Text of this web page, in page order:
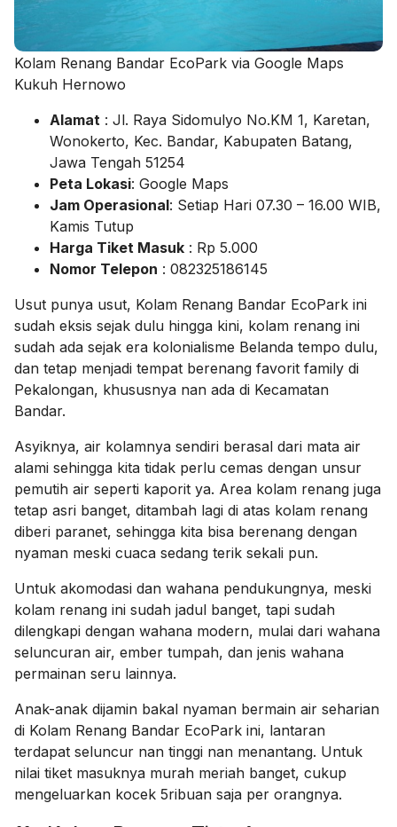
Kolam Renang Bandar EcoPark via Google Maps
Kukuh Hernowo
Alamat : Jl. Raya Sidomulyo No.KM 1, Karetan,
Wonokerto, Kec. Bandar, Kabupaten Batang,
Jawa Tengah 51254
Peta Lokasi: Google Maps
Jam Operasional: Setiap Hari 07.30 – 16.00 WIB,
Kamis Tutup
Harga Tiket Masuk : Rp 5.000
Nomor Telepon : 082325186145
Usut punya usut, Kolam Renang Bandar EcoPark ini
sudah eksis sejak dulu hingga kini, kolam renang ini
sudah ada sejak era kolonialisme Belanda tempo dulu,
dan tetap menjadi tempat berenang favorit family di
Pekalongan, khususnya nan ada di Kecamatan
Bandar.
Asyiknya, air kolamnya sendiri berasal dari mata air
alami sehingga kita tidak perlu cemas dengan unsur
pemutih air seperti kaporit ya. Area kolam renang juga
tetap asri banget, ditambah lagi di atas kolam renang
diberi paranet, sehingga kita bisa berenang dengan
nyaman meski cuaca sedang terik sekali pun.
Untuk akomodasi dan wahana pendukungnya, meski
kolam renang ini sudah jadul banget, tapi sudah
dilengkapi dengan wahana modern, mulai dari wahana
seluncuran air, ember tumpah, dan jenis wahana
permainan seru lainnya.
Anak-anak dijamin bakal nyaman bermain air seharian
di Kolam Renang Bandar EcoPark ini, lantaran
terdapat seluncur nan tinggi nan menantang. Untuk
nilai tiket masuknya murah meriah banget, cukup
mengeluarkan kocek 5ribuan saja per orangnya.